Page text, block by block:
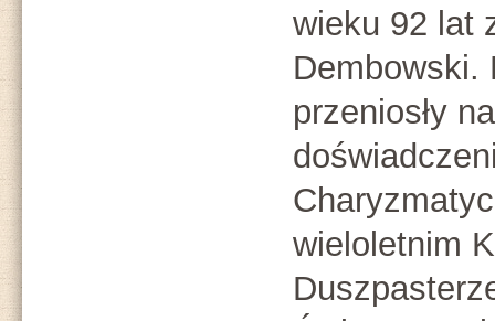
wieku 92 lat
Dembowski.
przeniosły
wieloletnim